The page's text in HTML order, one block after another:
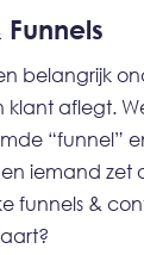
belangrijk
klant aflegt.
“funnel”
iemand zet
funnels &